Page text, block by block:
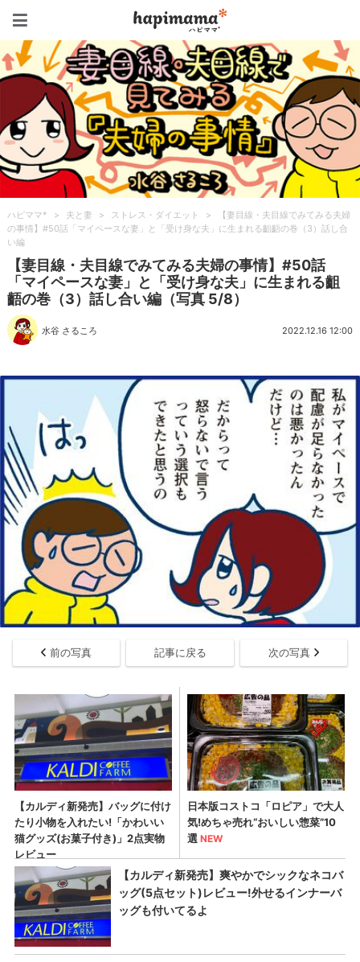
ハピママ* > 夫と妻 > ストレス・ダイエット >
【妻目線・夫目線でみてみる夫婦
の事情】#50話「マイペースな妻」と「受け身な夫」に生まれる齟齬の巻（3）話し合
い編
【妻目線・夫目線でみてみる夫婦の事情】#50話
「マイペースな妻」と「受け身な夫」に生まれる齟
齬の巻（3）話し合い編（写真 5/8）
水谷 さるころ 2022.12.16 12:00
前の写真 記事に戻る 次の写真